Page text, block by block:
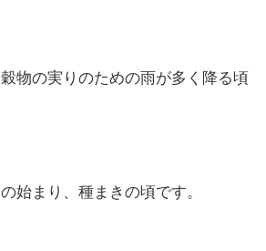
物の実りのための雨が多く降る頃
始まり、種まきの頃です。